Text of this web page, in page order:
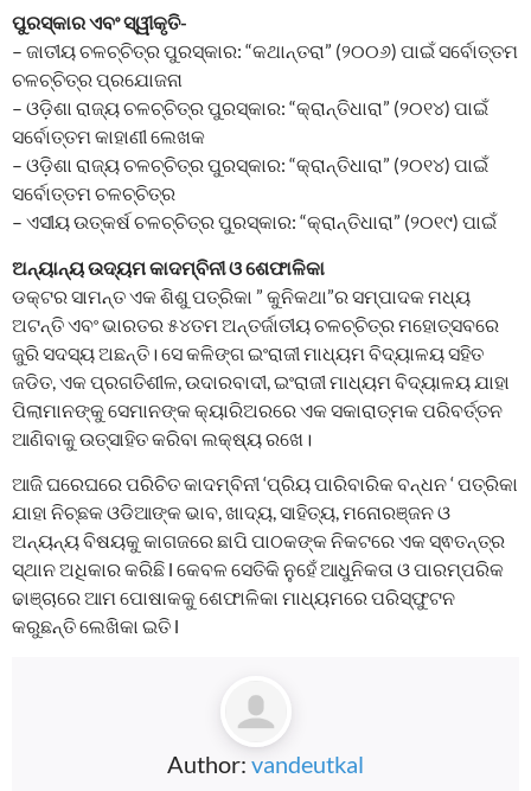
ପୁରସ୍କାର ଏବଂ ସ୍ୱୀକୃତି-
– ଜାତୀୟ ଚଳଚ୍ଚିତ୍ର ପୁରସ୍କାର: “କଥାନ୍ତରା” (୨୦୦୬) ପାଇଁ ସର୍ବୋତ୍ତମ
ଚଳଚ୍ଚିତ୍ର ପ୍ରଯୋଜନା
– ଓଡ଼ିଶା ରାଜ୍ୟ ଚଳଚ୍ଚିତ୍ର ପୁରସ୍କାର: “କ୍ରାନ୍ତିଧାରା” (୨୦୧୪) ପାଇଁ
ସର୍ବୋତ୍ତମ କାହାଣୀ ଲେଖକ
– ଓଡ଼ିଶା ରାଜ୍ୟ ଚଳଚ୍ଚିତ୍ର ପୁରସ୍କାର: “କ୍ରାନ୍ତିଧାରା” (୨୦୧୪) ପାଇଁ
ସର୍ବୋତ୍ତମ ଚଳଚ୍ଚିତ୍ର
– ଏସୀୟ ଉତ୍କର୍ଷ ଚଳଚ୍ଚିତ୍ର ପୁରସ୍କାର: “କ୍ରାନ୍ତିଧାରା” (୨୦୧୯) ପାଇଁ
ଅନ୍ୟାନ୍ୟ ଉଦ୍ୟମ କାଦମ୍ବିନୀ ଓ ଶେଫାଳିକା
ଡକ୍ଟର ସାମନ୍ତ ଏକ ଶିଶୁ ପତ୍ରିକା ” କୁନିକଥା”ର ସମ୍ପାଦକ ମଧ୍ୟ
ଅଟନ୍ତି ଏବଂ ଭାରତର ୫୪ତମ ଅନ୍ତର୍ଜାତୀୟ ଚଳଚ୍ଚିତ୍ର ମହୋତ୍ସବରେ
ଜୁରି ସଦସ୍ୟ ଅଛନ୍ତି। ସେ କଳିଙ୍ଗ ଇଂରାଜୀ ମାଧ୍ୟମ ବିଦ୍ୟାଳୟ ସହିତ
ଜଡିତ, ଏକ ପ୍ରଗତିଶୀଳ, ଉଦାରବାଦୀ, ଇଂରାଜୀ ମାଧ୍ୟମ ବିଦ୍ୟାଳୟ ଯାହା
ପିଲାମାନଙ୍କୁ ସେମାନଙ୍କ କ୍ୟାରିଅରରେ ଏକ ସକାରାତ୍ମକ ପରିବର୍ତ୍ତନ
ଆଣିବାକୁ ଉତ୍ସାହିତ କରିବା ଲକ୍ଷ୍ୟ ରଖେ।
ଆଜି ଘରେଘରେ ପରିଚିତ କାଦମ୍ବିନୀ ‘ପ୍ରିୟ ପାରିବାରିକ ବନ୍ଧନ ‘ ପତ୍ରିକା
ଯାହା ନିଚ୍ଛକ ଓଡିଆଙ୍କ ଭାବ, ଖାଦ୍ୟ, ସାହିତ୍ୟ, ମନୋରଞ୍ଜନ ଓ
ଅନ୍ୟନ୍ୟ ବିଷୟକୁ କାଗଜରେ ଛାପି ପାଠକଙ୍କ ନିକଟରେ ଏକ ସ୍ଵତନ୍ତ୍ର
ସ୍ଥାନ ଅଧିକାର କରିଛି l କେବଳ ସେତିକି ନୁହେଁ ଆଧୁନିକତା ଓ ପାରମ୍ପରିକ
ଢାଞ୍ଚାରେ ଆମ ପୋଷାକକୁ ଶେଫାଳିକା ମାଧ୍ୟମରେ ପରିସ୍ଫୁଟନ
କରୁଛନ୍ତି ଲେଖିକା ଇତି l
Author: vandeutkal